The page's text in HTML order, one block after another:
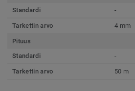
Standardi
-
Tarkettin arvo 4 mm
Pituus
Standardi
-
Tarkettin arvo 50 m